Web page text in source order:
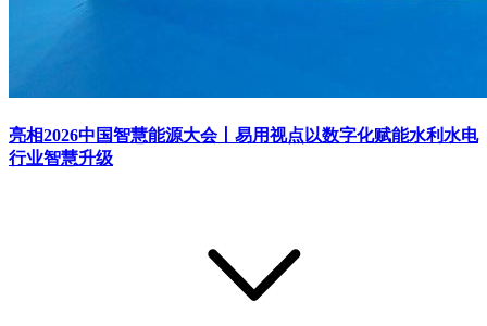
亮相2026中国智慧能源大会丨易用视点以数字化赋能水利水电
行业智慧升级